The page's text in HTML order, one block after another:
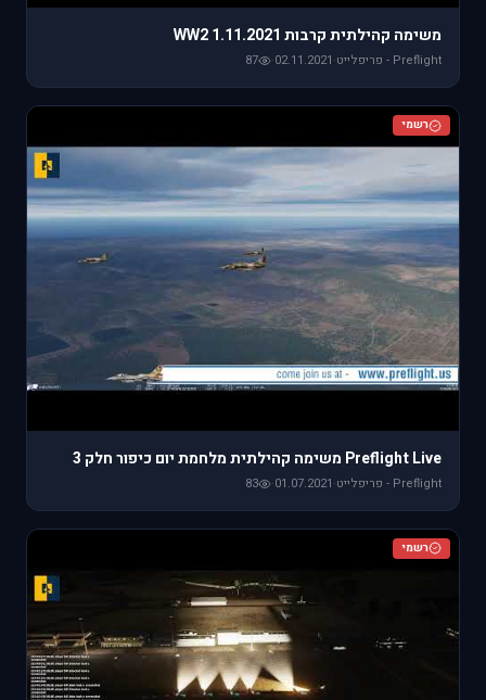
משימה קהילתית קרבות WW2 1.11.2021
Preflight - פריפלייט ·
02.11.2021
·
87
רשמי
Preflight Live משימה קהילתית מלחמת יום כיפור חלק 3
Preflight - פריפלייט ·
01.07.2021
·
83
רשמי